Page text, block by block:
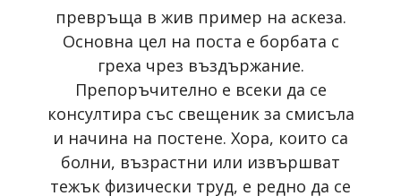
превръща в жив пример на аскеза.
Основна цел на поста е борбата с
греха чрез въздържание.
Препоръчително е всеки да се
консултира със свещеник за смисъла
и начина на постене. Хора, които са
болни, възрастни или извършват
тежък физически труд, е редно да се